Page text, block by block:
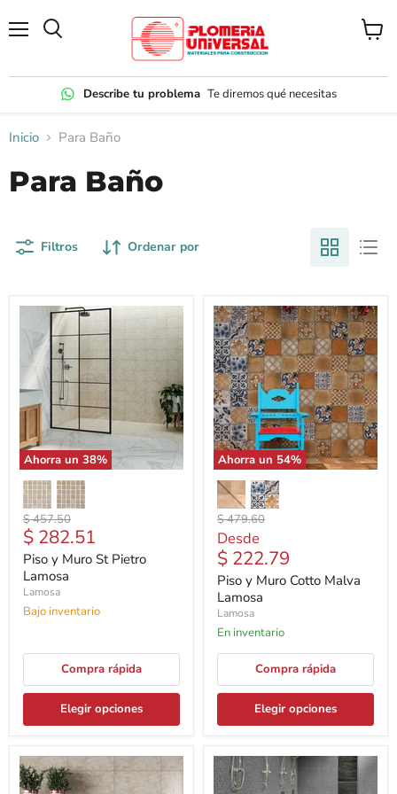
Describe tu problema Te diremos qué necesitas
Ver
Inicio Para Baño
Para Baño
Filtros Ordenar por
Ahorra un 38%
Precio
original
$ 457.50
Precio
actual
$ 282.51
Piso y Muro St Pietro
Lamosa
Lamosa
Bajo inventario
Compra rápida
Elegir opciones
Ahorra un 54%
Precio
original
$ 479.60
Desde
$ 222.79
Piso y Muro Cotto Malva
Lamosa
Lamosa
En inventario
Compra rápida
Elegir opciones